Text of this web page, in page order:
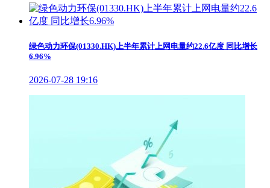
绿色动力环保(01330.HK)上半年累计上网电量约22.6亿度 同比增长
6.96%
2026-07-28 19:16